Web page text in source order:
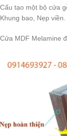
Cấu tạo một bộ cửa
Khung bao, Nẹp viền.
Cửa MDF Melamine